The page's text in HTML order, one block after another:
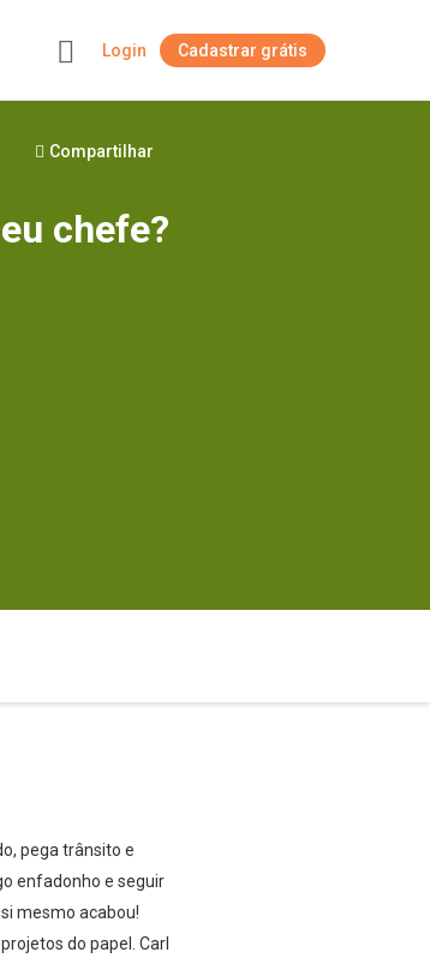
Login Cadastrar grátis
Compartilhar
chefe?
pega trânsito e
enfadonho e seguir
mesmo acabou!
do papel. Carl